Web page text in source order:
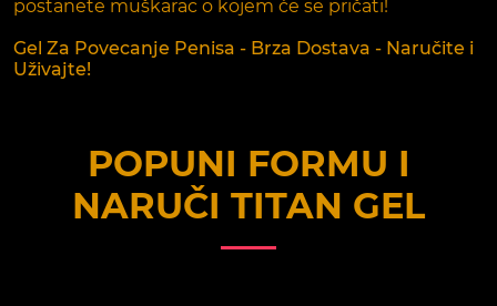
postanete muškarac o kojem će se pričati!
Gel Za Povecanje Penisa - Brza Dostava - Naručite i
Uživajte!
POPUNI FORMU I
NARUČI TITAN GEL